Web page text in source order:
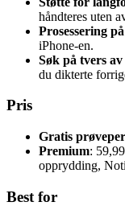
håndteres uten
Prosessering
iPhone-en.
Søk på tvers
du dikterte
Pris
Gratis
Premium:
opprydding,
Best for